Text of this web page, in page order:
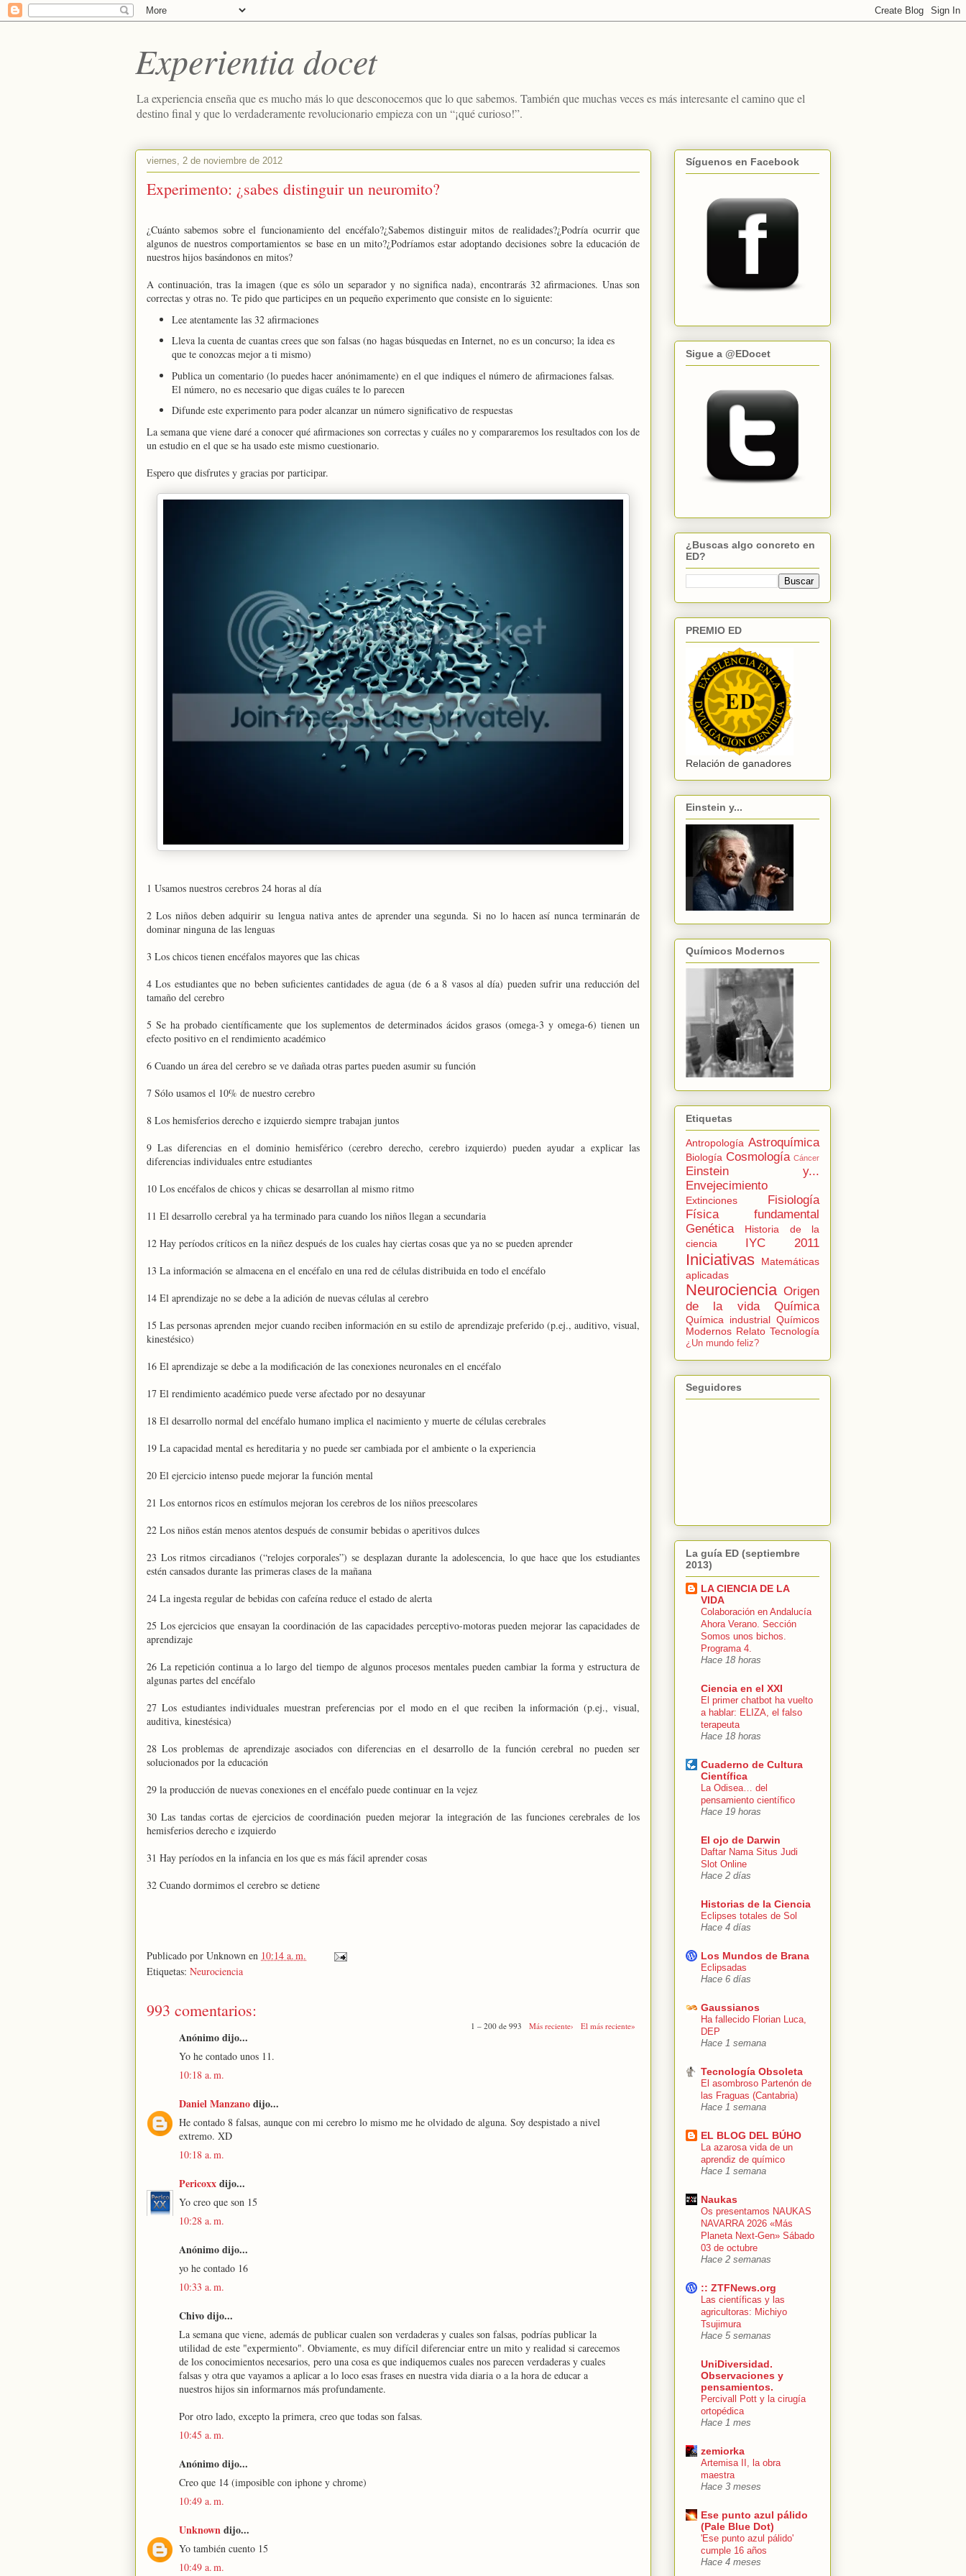
Experientia docet
La experiencia enseña que es mucho más lo que desconocemos que lo que sabemos. También que muchas veces es más interesante el camino que el
destino final y que lo verdaderamente revolucionario empieza con un “¡qué curioso!”.
viernes, 2 de noviembre de 2012
Experimento: ¿sabes distinguir un neuromito?
¿Cuánto sabemos sobre el funcionamiento del encéfalo?¿Sabemos distinguir mitos de realidades?¿Podría ocurrir que
algunos de nuestros comportamientos se base en un mito?¿Podríamos estar adoptando decisiones sobre la educación de
nuestros hijos basándonos en mitos?
A continuación, tras la imagen (que es sólo un separador y no significa nada), encontrarás 32 afirmaciones. Unas son
correctas y otras no. Te pido que participes en un pequeño experimento que consiste en lo siguiente:
Lee atentamente las 32 afirmaciones
Lleva la cuenta de cuantas crees que son falsas (no hagas búsquedas en Internet, no es un concurso; la idea es
que te conozcas mejor a ti mismo)
Publica un comentario (lo puedes hacer anónimamente) en el que indiques el número de afirmaciones falsas.
El número, no es necesario que digas cuáles te lo parecen
Difunde este experimento para poder alcanzar un número significativo de respuestas
La semana que viene daré a conocer qué afirmaciones son correctas y cuáles no y compararemos los resultados con los de
un estudio en el que se ha usado este mismo cuestionario.
Espero que disfrutes y gracias por participar.
1 Usamos nuestros cerebros 24 horas al día
2 Los niños deben adquirir su lengua nativa antes de aprender una segunda. Si no lo hacen así nunca terminarán de
dominar ninguna de las lenguas
3 Los chicos tienen encéfalos mayores que las chicas
4 Los estudiantes que no beben suficientes cantidades de agua (de 6 a 8 vasos al día) pueden sufrir una reducción del
tamaño del cerebro
5 Se ha probado científicamente que los suplementos de determinados ácidos grasos (omega-3 y omega-6) tienen un
efecto positivo en el rendimiento académico
6 Cuando un área del cerebro se ve dañada otras partes pueden asumir su función
7 Sólo usamos el 10% de nuestro cerebro
8 Los hemisferios derecho e izquierdo siempre trabajan juntos
9 Las diferencias en el dominio hemisférico (cerebro derecho, cerebro izquierdo) pueden ayudar a explicar las
diferencias individuales entre estudiantes
10 Los encéfalos de chicos y chicas se desarrollan al mismo ritmo
11 El desarrollo cerebral ya ha terminado para cuando los niños llegan a secundaria
12 Hay períodos críticos en la niñez después de los cuales hay ciertas cosas que ya no se pueden aprender
13 La información se almacena en el encéfalo en una red de células distribuida en todo el encéfalo
14 El aprendizaje no se debe a la adición de nuevas células al cerebro
15 Las personas aprenden mejor cuando reciben información en su estilo de aprendizaje preferido (p.ej., auditivo, visual,
kinestésico)
16 El aprendizaje se debe a la modificación de las conexiones neuronales en el encéfalo
17 El rendimiento académico puede verse afectado por no desayunar
18 El desarrollo normal del encéfalo humano implica el nacimiento y muerte de células cerebrales
19 La capacidad mental es hereditaria y no puede ser cambiada por el ambiente o la experiencia
20 El ejercicio intenso puede mejorar la función mental
21 Los entornos ricos en estímulos mejoran los cerebros de los niños preescolares
22 Los niños están menos atentos después de consumir bebidas o aperitivos dulces
23 Los ritmos circadianos (“relojes corporales”) se desplazan durante la adolescencia, lo que hace que los estudiantes
estén cansados durante las primeras clases de la mañana
24 La ingesta regular de bebidas con cafeína reduce el estado de alerta
25 Los ejercicios que ensayan la coordinación de las capacidades perceptivo-motoras pueden mejorar las capacidades de
aprendizaje
26 La repetición continua a lo largo del tiempo de algunos procesos mentales pueden cambiar la forma y estructura de
algunas partes del encéfalo
27 Los estudiantes individuales muestran preferencias por el modo en el que reciben la información (p.ej., visual,
auditiva, kinestésica)
28 Los problemas de aprendizaje asociados con diferencias en el desarrollo de la función cerebral no pueden ser
solucionados por la educación
29 la producción de nuevas conexiones en el encéfalo puede continuar en la vejez
30 Las tandas cortas de ejercicios de coordinación pueden mejorar la integración de las funciones cerebrales de los
hemisferios derecho e izquierdo
31 Hay períodos en la infancia en los que es más fácil aprender cosas
32 Cuando dormimos el cerebro se detiene
Publicado por Unknown en 10:14 a. m.
Etiquetas: Neurociencia
993 comentarios:
1 – 200 de 993 Más reciente› El más reciente»
Anónimo dijo...
Yo he contado unos 11.
10:18 a. m.
Daniel Manzanodijo...
He contado 8 falsas, aunque con mi cerebro lo mismo me he olvidado de alguna. Soy despistado a nivel
extremo. XD
10:18 a. m.
Pericoxxdijo...
Yo creo que son 15
10:28 a. m.
Anónimo dijo...
yo he contado 16
10:33 a. m.
Chivo dijo...
La semana que viene, además de publicar cualen son verdaderas y cuales son falsas, podrías publicar la
utilidad de este "expermiento". Obviamente, es muy difícil diferenciar entre un mito y realidad si carecemos
de los conocimientos necesarios, pero una cosa es que indiquemos cuales nos parecen verdaderas y cuales
falsas y otra que vayamos a aplicar a lo loco esas frases en nuestra vida diaria o a la hora de educar a
nuestros hijos sin informarnos más profundamente.
Por otro lado, excepto la primera, creo que todas son falsas.
10:45 a. m.
Anónimo dijo...
Creo que 14 (imposible con iphone y chrome)
10:49 a. m.
Unknowndijo...
Yo también cuento 15
10:49 a. m.
Síguenos en Facebook
Sigue a @EDocet
¿Buscas algo concreto en
ED?
PREMIO ED
Relación de ganadores
Einstein y...
Químicos Modernos
Etiquetas
Antropología Astroquímica
Biología Cosmología Cáncer
Einstein y...
Envejecimiento
Extinciones
Fisiología
Física fundamental
Genética
Historia de la
ciencia
IYC 2011
Iniciativas
Matemáticas
aplicadas
Neurociencia Origen
de la vida
Química
Química industrial Químicos
Modernos Relato Tecnología
¿Un mundo feliz?
Seguidores
La guía ED (septiembre
2013)
LA CIENCIA DE LA
VIDA
Colaboración en Andalucía
Ahora Verano. Sección
Somos unos bichos.
Programa 4.
Hace 18 horas
Ciencia en el XXI
El primer chatbot ha vuelto
a hablar: ELIZA, el falso
terapeuta
Hace 18 horas
Cuaderno de Cultura
Científica
La Odisea… del
pensamiento científico
Hace 19 horas
El ojo de Darwin
Daftar Nama Situs Judi
Slot Online
Hace 2 días
Historias de la Ciencia
Eclipses totales de Sol
Hace 4 días
Los Mundos de Brana
Eclipsadas
Hace 6 días
Gaussianos
Ha fallecido Florian Luca,
DEP
Hace 1 semana
Tecnología Obsoleta
El asombroso Partenón de
las Fraguas (Cantabria)
Hace 1 semana
EL BLOG DEL BÚHO
La azarosa vida de un
aprendiz de químico
Hace 1 semana
Naukas
Os presentamos NAUKAS
NAVARRA 2026 «Más
Planeta Next-Gen» Sábado
03 de octubre
Hace 2 semanas
:: ZTFNews.org
Las científicas y las
agricultoras: Michiyo
Tsujimura
Hace 5 semanas
UniDiversidad.
Observaciones y
pensamientos.
Percivall Pott y la cirugía
ortopédica
Hace 1 mes
zemiorka
Artemisa II, la obra
maestra
Hace 3 meses
Ese punto azul pálido
(Pale Blue Dot)
'Ese punto azul pálido'
cumple 16 años
Hace 4 meses